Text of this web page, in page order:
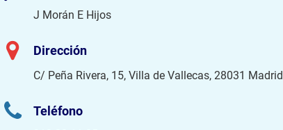
J Morán E Hijos
Dirección
C/ Peña Rivera, 15, Villa de Vallecas, 28031 Madrid
Teléfono